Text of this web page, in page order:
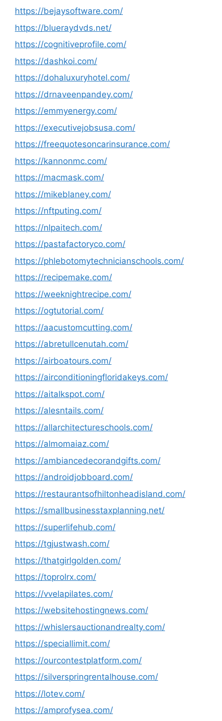
https://bejaysoftware.com/
https://blueraydvds.net/
https://cognitiveprofile.com/
https://dashkoi.com/
https://dohaluxuryhotel.com/
https://drnaveenpandey.com/
https://emmyenergy.com/
https://executivejobsusa.com/
https://freequotesoncarinsurance.com/
https://kannonmc.com/
https://macmask.com/
https://mikeblaney.com/
https://nftputing.com/
https://nlpaitech.com/
https://pastafactoryco.com/
https://phlebotomytechnicianschools.com/
https://recipemake.com/
https://weeknightrecipe.com/
https://ogtutorial.com/
https://aacustomcutting.com/
https://abretullcenutah.com/
https://airboatours.com/
https://airconditioningfloridakeys.com/
https://aitalkspot.com/
https://alesntails.com/
https://allarchitectureschools.com/
https://almomaiaz.com/
https://ambiancedecorandgifts.com/
https://androidjobboard.com/
https://restaurantsofhiltonheadisland.com/
https://smallbusinesstaxplanning.net/
https://superlifehub.com/
https://tgjustwash.com/
https://thatgirlgolden.com/
https://toprolrx.com/
https://vvelapilates.com/
https://websitehostingnews.com/
https://whislersauctionandrealty.com/
https://speciallimit.com/
https://ourcontestplatform.com/
https://silverspringrentalhouse.com/
https://lotev.com/
https://amprofysea.com/